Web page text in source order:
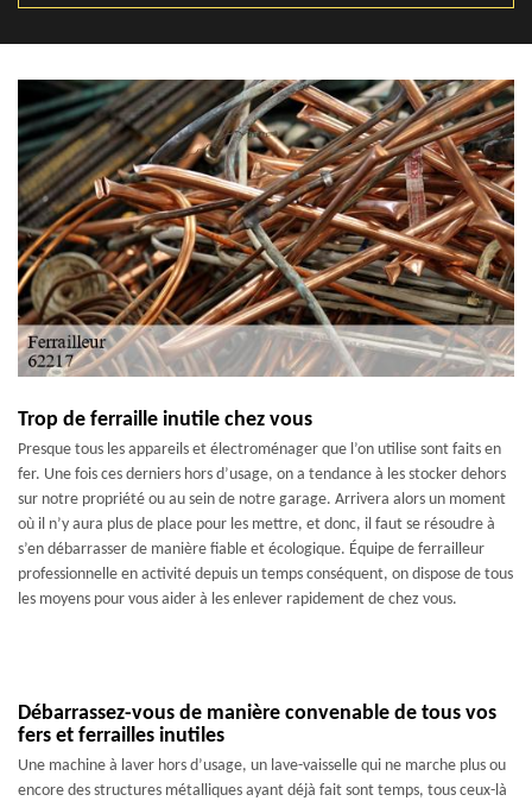
Trop de ferraille inutile chez vous
Presque tous les appareils et électroménager que l’on utilise sont faits en
fer. Une fois ces derniers hors d’usage, on a tendance à les stocker dehors
sur notre propriété ou au sein de notre garage. Arrivera alors un moment
où il n’y aura plus de place pour les mettre, et donc, il faut se résoudre à
s’en débarrasser de manière fiable et écologique. Équipe de ferrailleur
professionnelle en activité depuis un temps conséquent, on dispose de tous
les moyens pour vous aider à les enlever rapidement de chez vous.
Débarrassez-vous de manière convenable de tous vos
fers et ferrailles inutiles
Une machine à laver hors d’usage, un lave-vaisselle qui ne marche plus ou
encore des structures métalliques ayant déjà fait sont temps, tous ceux-là